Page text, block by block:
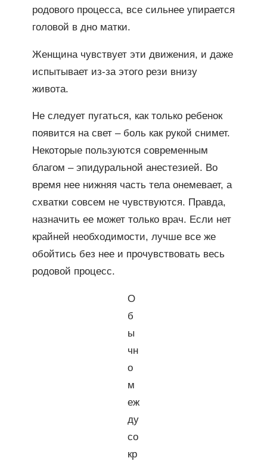
родового процесса, все сильнее упирается
головой в дно матки.
Женщина чувствует эти движения, и даже
испытывает из-за этого рези внизу
живота.
Не следует пугаться, как только ребенок
появится на свет – боль как рукой снимет.
Некоторые пользуются современным
благом – эпидуральной анестезией. Во
время нее нижняя часть тела онемевает, а
схватки совсем не чувствуются. Правда,
назначить ее может только врач. Если нет
крайней необходимости, лучше все же
обойтись без нее и прочувствовать весь
родовой процесс.
О
б
ы
чн
о
м
еж
ду
со
кр